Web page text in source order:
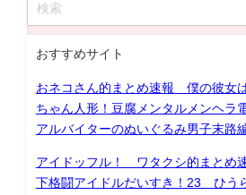
おすすめサイト
おネコさん的まとめ速報 僕の彼女
ちゃん人形！豆腐メンタルメンヘラ
アルバイターのぬいぐるみ男子末路
アイドッフル！ ワタクシ的まとめ
下格闘アイドルだいすき！23 ひう